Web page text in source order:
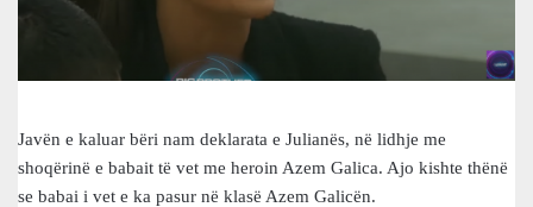
Javën e kaluar bëri nam deklarata e Julianës, në lidhje me
shoqërinë e babait të vet me heroin Azem Galica. Ajo kishte thënë
se babai i vet e ka pasur në klasë Azem Galicën.